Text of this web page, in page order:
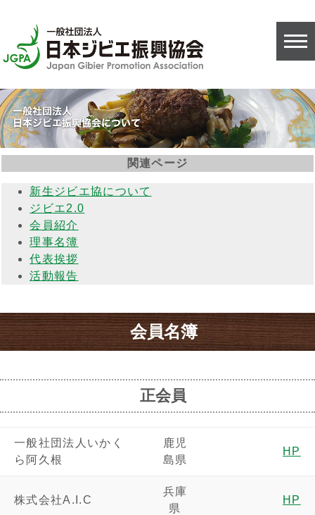
関連ページ
新生ジビエ協について
ジビエ2.0
会員紹介
理事名簿
代表挨拶
活動報告
会員名簿
正会員
一般社団法人いかく
ら阿久根
鹿児
島県
HP
株式会社A.I.C
兵庫
県
HP